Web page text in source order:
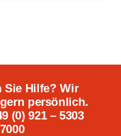
Sie Hilfe? Wir
persönlich.
(0) 921 – 5303
7000